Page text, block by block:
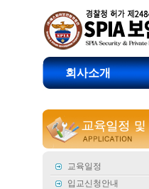
회사소개
교육일정
입교신청안내